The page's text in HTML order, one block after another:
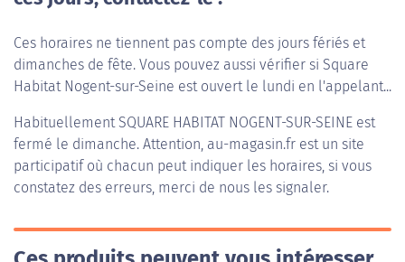
Ces horaires ne tiennent pas compte des jours fériés et
dimanches de fête. Vous pouvez aussi vérifier si Square
Habitat Nogent-sur-Seine est ouvert le lundi en l'appelant...
HabituellementSQUARE HABITAT NOGENT-SUR-SEINE est
fermé le dimanche. Attention, au-magasin.fr est un site
participatif où chacun peut indiquer les horaires, si vous
constatez des erreurs, merci de nous les signaler.